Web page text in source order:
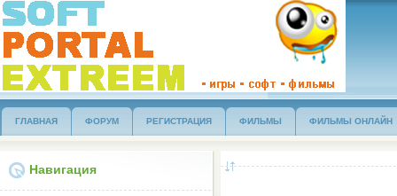
ГЛАВНАЯ ФОРУМ РЕГИСТРАЦИЯ ФИЛЬМЫ ФИЛЬМЫ ОНЛАЙН
Навигация